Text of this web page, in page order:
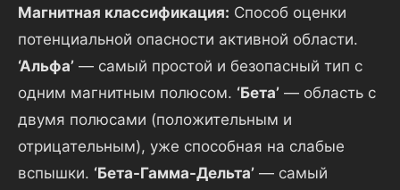
Магнитная классификация: Способ оценки
потенциальной опасности активной области.
‘Альфа’ — самый простой и безопасный тип с
одним магнитным полюсом. ‘Бета’ — область с
двумя полюсами (положительным и
отрицательным), уже способная на слабые
вспышки. ‘Бета-Гамма-Дельта’ — самый